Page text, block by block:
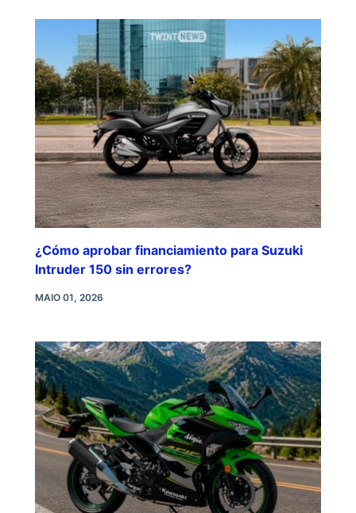
¿Cómo aprobar financiamiento para Suzuki
Intruder 150 sin errores?
MAIO 01, 2026